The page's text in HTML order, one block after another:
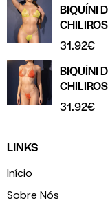
BIQUÍNI
31.92€
BIQUÍNI
31.92€
LINKS
Início
Sobre Nós